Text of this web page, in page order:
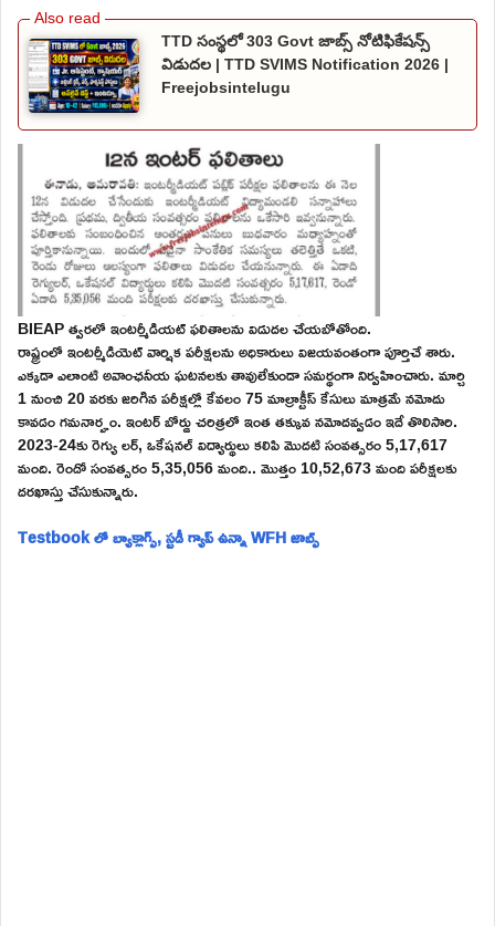
TTD సంస్థలో 303 Govt జాబ్స్ నోటిఫికేషన్స్
విడుదల | TTD SVIMS Notification 2026 |
Freejobsintelugu
BIEAP త్వరలో ఇంటర్మీడియట్ ఫలితాలను విడుదల చేయబోతోంది.
రాష్ట్రంలో ఇంటర్మీడియెట్ వార్షిక పరీక్షలను అధికారులు విజయవంతంగా పూర్తిచే శారు.
ఎక్కడా ఎలాంటి అవాంఛనీయ ఘటనలకు తావులేకుండా సమర్థంగా నిర్వహించారు. మార్చి
1 నుంచి 20 వరకు జరిగిన పరీక్షల్లో కేవలం 75 మాల్రాక్టీస్ కేసులు మాత్రమే నమోదు
కావడం గమనార్హం. ఇంటర్ బోర్డు చరిత్రలో ఇంత తక్కువ నమోదవ్వడం ఇదే తొలిసారి.
2023-24కు రెగ్యు లర్, ఒకేషనల్ విద్యార్థులు కలిపి మొదటి సంవత్సరం 5,17,617
మంది. రెండో సంవత్సరం 5,35,056 మంది.. మొత్తం 10,52,673 మంది పరీక్షలకు
దరఖాస్తు చేసుకున్నారు.
Testbook లో బ్యాక్లాగ్స్, స్టడీ గ్యాప్ ఉన్నా WFH జాబ్స్